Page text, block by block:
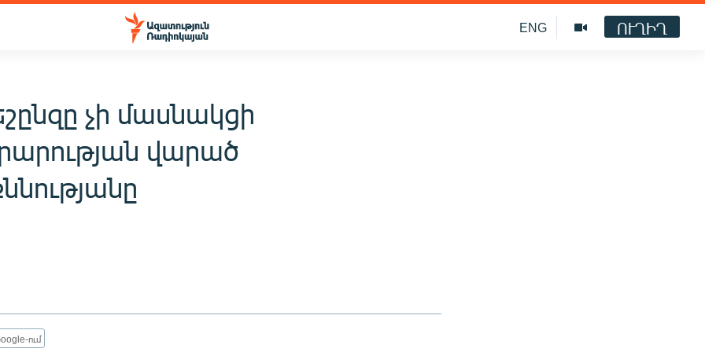
ENG ՈՒՂԻՂ
չի մասնակցի
վարած
ում